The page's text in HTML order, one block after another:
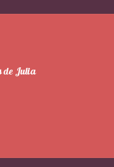
de Julia